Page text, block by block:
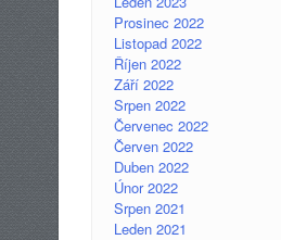
Prosinec 2022
Listopad 2022
Říjen 2022
Září 2022
Srpen 2022
Červenec 2022
Červen 2022
Duben 2022
Únor 2022
Srpen 2021
Leden 2021